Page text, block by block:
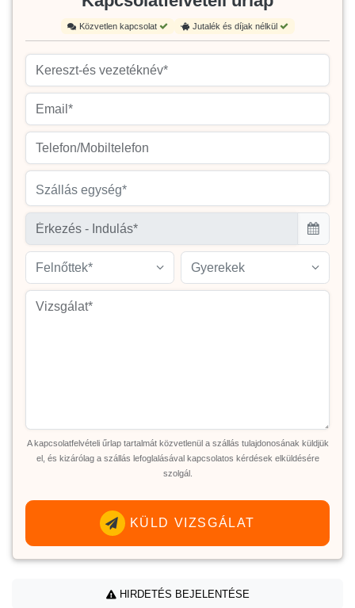
Közvetlen kapcsolat Jutalék és díjak nélkül
Szállás egység*
Felnőttek* Gyerekek
A kapcsolatfelvételi űrlap tartalmát közvetlenül a szállás tulajdonosának küldjük
el, és kizárólag a szállás lefoglalásával kapcsolatos kérdések elküldésére
szolgál.
KÜLD VIZSGÁLAT
HIRDETÉS BEJELENTÉSE